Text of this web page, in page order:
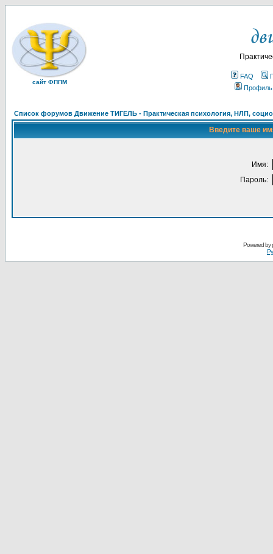
сайт ФППМ
FAQ
Профиль
Список форумов Движение ТИГЕЛЬ - Практическая психология, НЛП,
Введите ваше
Имя:
Пароль:
Powered by